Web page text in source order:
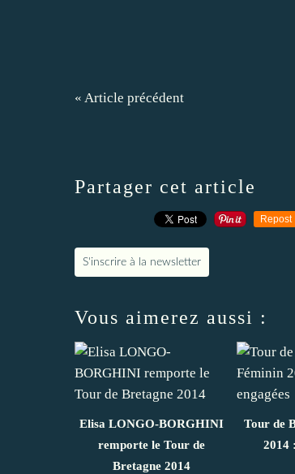
« Article précédent
Partager cet article
Repost
S'inscrire à la newsletter
Vous aimerez aussi :
Elisa LONGO-BORGHINI
remporte le Tour de
Bretagne 2014
Tour de
2014